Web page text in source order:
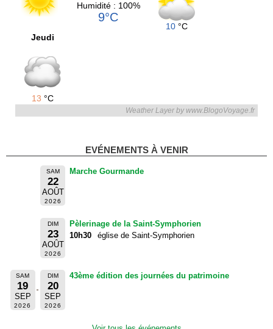
Humidité : 100%
9°C
10 °C
Jeudi
13 °C
Weather Layer by www.BlogoVoyage.fr
EVÉNEMENTS À VENIR
SAM
22
AOÛT
2026
Marche Gourmande
DIM
23
AOÛT
2026
Pèlerinage de la Saint-Symphorien
10h30
église de Saint-Symphorien
SAM
19
SEP
2026
DIM
20
SEP
2026
43ème édition des journées du patrimoine